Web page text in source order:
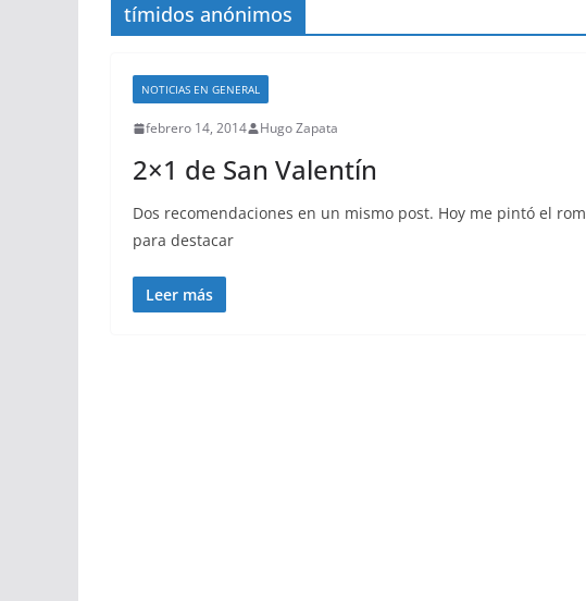
tímidos anónimos
NOTICIAS EN GENERAL
febrero 14, 2014 Hugo Zapata
2×1 de San Valentín
Dos recomendaciones en un mismo post. Hoy me pintó el
para destacar
Leer más